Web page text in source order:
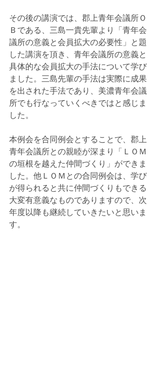
その後の講演では、郡上青年会議所Ｏ
Ｂである、三島一貴先輩より「青年会
議所の意義と会員拡大の必要性」と題
した講演を頂き、青年会議所の意義と
具体的な会員拡大の手法について学び
ました。三島先輩の手法は実際に成果
を出された手法であり、美濃青年会議
所でも行なっていくべきではと感じま
した。
本例会を合同例会とすることで、郡上
青年会議所との親睦が深まり「ＬＯＭ
の垣根を越えた仲間づくり」ができま
した。他ＬＯＭとの合同例会は、学び
が得られると共に仲間づくりもできる
大変有意義なものでありますので、次
年度以降も継続していきたいと思いま
す。